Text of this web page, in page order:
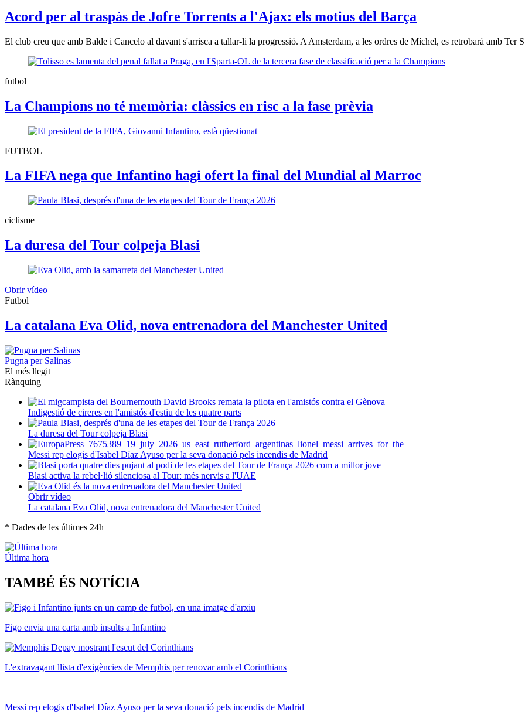
Acord per al traspàs de Jofre Torrents a l'Ajax: els motius del Barça
El club creu que amb Balde i Cancelo al davant s'arrisca a tallar-li la progressió. A Amsterdam, a les ordres de Míchel, es retrobarà amb Ter
futbol
La Champions no té memòria: clàssics en risc a la fase prèvia
FUTBOL
La FIFA nega que Infantino hagi ofert la final del Mundial al Marroc
ciclisme
La duresa del Tour colpeja Blasi
Obrir vídeo
Futbol
La catalana Eva Olid, nova entrenadora del Manchester United
Pugna per Salinas
El més llegit
Rànquing
Indigestió de cireres en l'amistós d'estiu de les quatre parts
La duresa del Tour colpeja Blasi
Messi rep elogis d'Isabel Díaz Ayuso per la seva donació pels incendis de Madrid
Blasi activa la rebel·lió silenciosa al Tour: més nervis a l'UAE
Obrir vídeo
La catalana Eva Olid, nova entrenadora del Manchester United
* Dades de les últimes 24h
Última hora
TAMBÉ ÉS NOTÍCIA
Figo envia una carta amb insults a Infantino
L'extravagant llista d'exigències de Memphis per renovar amb el Corinthians
Messi rep elogis d'Isabel Díaz Ayuso per la seva donació pels incendis de Madrid